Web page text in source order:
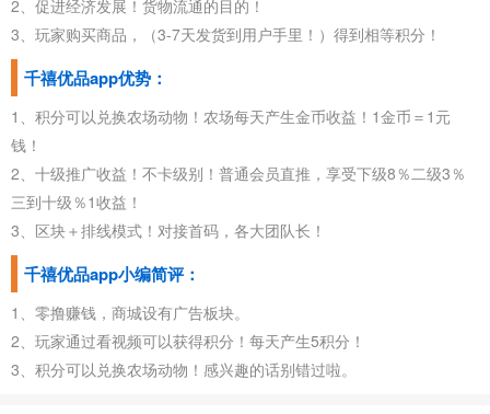
2、促进经济发展！货物流通的目的！
3、玩家购买商品，（3-7天发货到用户手里！）得到相等积分！
千禧优品app优势：
1、积分可以兑换农场动物！农场每天产生金币收益！1金币＝1元
钱！
2、十级推广收益！不卡级别！普通会员直推，享受下级8％二级3％
三到十级％1收益！
3、区块＋排线模式！对接首码，各大团队长！
千禧优品app小编简评：
1、零撸赚钱，商城设有广告板块。
2、玩家通过看视频可以获得积分！每天产生5积分！
3、积分可以兑换农场动物！感兴趣的话别错过啦。